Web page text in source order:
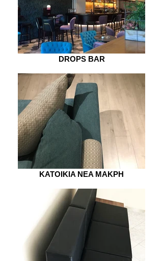
DROPS BAR
KATOIKIA NEA MAKPH